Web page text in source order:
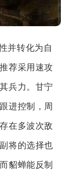
并转化为自
荐采用速攻
兵力。甘宁
进控制，周
在多波次敌
将的选择也
貂蝉能反制